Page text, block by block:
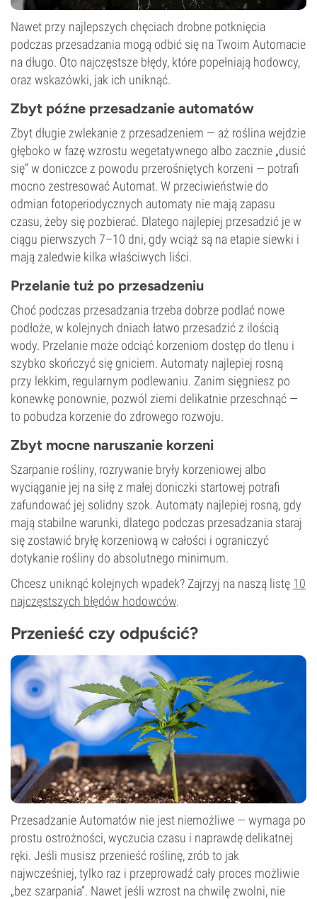
Nawet przy najlepszych chęciach drobne potknięcia
podczas przesadzania mogą odbić się na Twoim Automacie
na długo. Oto najczęstsze błędy, które popełniają hodowcy,
oraz wskazówki, jak ich uniknąć.
Zbyt późne przesadzanie automatów
Zbyt długie zwlekanie z przesadzeniem — aż roślina wejdzie
głęboko w fazę wzrostu wegetatywnego albo zacznie „dusić
się” w doniczce z powodu przerośniętych korzeni — potrafi
mocno zestresować Automat. W przeciwieństwie do
odmian fotoperiodycznych automaty nie mają zapasu
czasu, żeby się pozbierać. Dlatego najlepiej przesadzić je w
ciągu pierwszych 7–10 dni, gdy wciąż są na etapie siewki i
mają zaledwie kilka właściwych liści.
Przelanie tuż po przesadzeniu
Choć podczas przesadzania trzeba dobrze podlać nowe
podłoże, w kolejnych dniach łatwo przesadzić z ilością
wody. Przelanie może odciąć korzeniom dostęp do tlenu i
szybko skończyć się gniciem. Automaty najlepiej rosną
przy lekkim, regularnym podlewaniu. Zanim sięgniesz po
konewkę ponownie, pozwól ziemi delikatnie przeschnąć —
to pobudza korzenie do zdrowego rozwoju.
Zbyt mocne naruszanie korzeni
Szarpanie rośliny, rozrywanie bryły korzeniowej albo
wyciąganie jej na siłę z małej doniczki startowej potrafi
zafundować jej solidny szok. Automaty najlepiej rosną, gdy
mają stabilne warunki, dlatego podczas przesadzania staraj
się zostawić bryłę korzeniową w całości i ograniczyć
dotykanie rośliny do absolutnego minimum.
Chcesz uniknąć kolejnych wpadek? Zajrzyj na naszą listę 10
najczęstszych błędów hodowców.
Przenieść czy odpuścić?
Przesadzanie Automatów nie jest niemożliwe — wymaga po
prostu ostrożności, wyczucia czasu i naprawdę delikatnej
ręki. Jeśli musisz przenieść roślinę, zrób to jak
najwcześniej, tylko raz i przeprowadź cały proces możliwie
„bez szarpania”. Nawet jeśli wzrost na chwilę zwolni, nie